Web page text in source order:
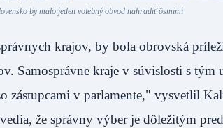
by malo jeden volebný obvod nahradiť ôsmimi
krajov, by bola obrovská
Samosprávne kraje v súvislosti s tým
zástupcami v parlamente," vysvetlil
že správny výber je dôležitým